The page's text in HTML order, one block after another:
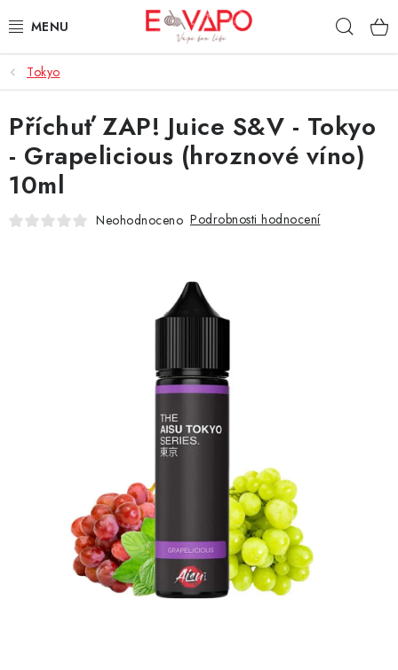
na
3D TISK
TIPY ZA DOBROU CENU
AROMATA A PŘÍCHUTĚ
BÁZE
ATOMIZÉRY A CARTRIDGE
BATERIE A NABÍJEČKY
GRIPY & MODY
Tokyo
Příchuť ZAP! Juice S&V - Tokyo
- Grapelicious (hroznové víno)
10ml
Neohodnoceno Podrobnosti hodnocení